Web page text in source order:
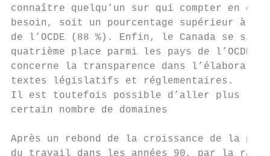
connaître quelqu’un sur qui compter en
besoin, soit un pourcentage supérieur à
de l’OCDE (88 %). Enfin, le Canada se
quatrième place parmi les pays de
concerne la transparence dans
textes législatifs et réglementaires.
Il est toutefois possible d’aller plus
certain nombre de domaines
Après un rebond de la croissance de la
du travail dans les années 90, par la